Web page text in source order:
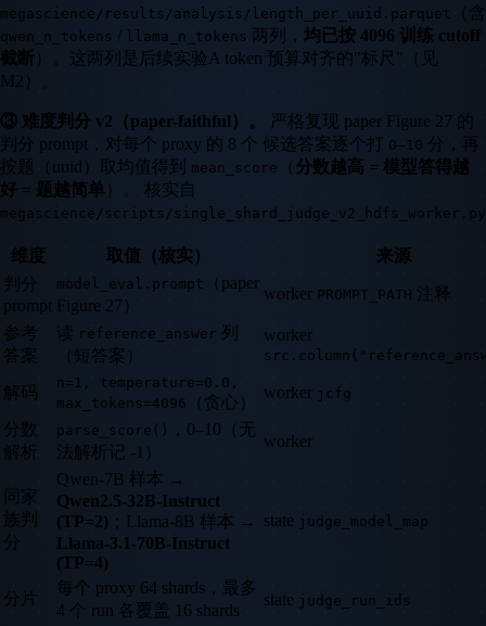
megascience/results/analysis/length_per_uuid.parquet （含
qwen_n_tokens / llama_n_tokens 两列， 均已按 4096 训练 cutoff
截断）。这两列是后续实验A token 预算对齐的"标尺"（见
M2）。
③ 难度判分 v2（paper-faithful）。
严格复现 paper Figure 27 的
判分 prompt，对每个 proxy 的 8 个 候选答案逐个打
0–10 分，再
按题（uuid）取均值得到
mean_score （ 分数越高 = 模型答得越
好 = 题越简单）。 核实自
megascience/scripts/single_shard_judge_v2_hdfs_worker.py
维度 取值（核实）
来源
判分
prompt
model_eval.prompt
（paper
Figure 27）
worker PROMPT_PATH 注释
参考
答案
读 reference_answer 列
（短答案）
worker
解码
n=1, temperature=0.0,
max_tokens=4096
（贪心）
worker jcfg
分数
解析
parse_score()
，0–10（无
法解析记 -1）
worker
同家
族判
分
Qwen-7B 样本 →
Qwen2.5-32B-Instruct
(TP=2) ；Llama-8B 样本 →
Llama-3.1-70B-Instruct
(TP=4)
state judge_model_map
分片
每个 proxy 64 shards，最多
4 个 run 各覆盖 16 shards
state judge_run_ids